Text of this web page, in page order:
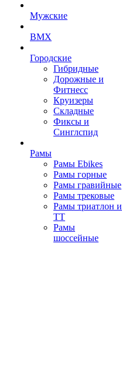
Мужские
BMX
Городские
Гибридные
Дорожные и
Фитнесс
Круизеры
Складные
Фиксы и
Синглспид
Рамы
Рамы Ebikes
Рамы горные
Рамы гравийные
Рамы трековые
Рамы триатлон и
ТТ
Рамы
шоссейные